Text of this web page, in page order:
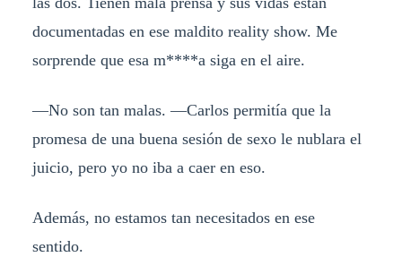
documentadas en ese maldito reality show. Me
sorprende que esa m****a siga en el aire.
—No son tan malas. —Carlos permitía que la
promesa de una buena sesión de sexo le nublara el
juicio, pero yo no iba a caer en eso.
Además, no estamos tan necesitados en ese
sentido.